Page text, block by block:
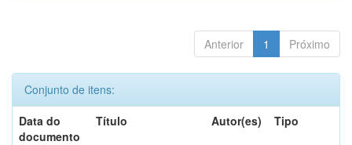
Anterior 1 Próximo
Conjunto de itens:
Data do
documento
Título Autor(es) Tipo